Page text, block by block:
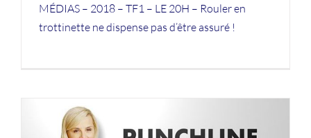
MÉDIAS – 2018 – TF1 – LE 20H – Rouler en
trottinette ne dispense pas d’être assuré !